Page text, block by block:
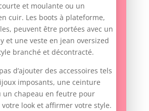
et moulante ou un
cuir. Les boots à plateforme,
peuvent être portées avec un
et une veste en jean oversized
branché et décontracté.
d’ajouter des accessoires tels
imposants, une ceinture
un chapeau en feutre pour
look et affirmer votre style.